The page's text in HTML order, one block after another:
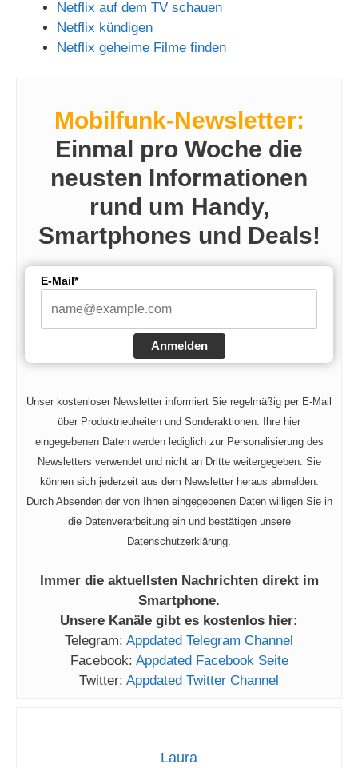
Netflix auf dem TV schauen
Netflix kündigen
Netflix geheime Filme finden
Mobilfunk-Newsletter:
Einmal pro Woche die
neusten Informationen
rund um Handy,
Smartphones und Deals!
E-Mail*
Anmelden
Unser kostenloser Newsletter informiert Sie regelmäßig per E-Mail
über Produktneuheiten und Sonderaktionen. Ihre hier
eingegebenen Daten werden lediglich zur Personalisierung des
Newsletters verwendet und nicht an Dritte weitergegeben. Sie
können sich jederzeit aus dem Newsletter heraus abmelden.
Durch Absenden der von Ihnen eingegebenen Daten willigen Sie in
die Datenverarbeitung ein und bestätigen unsere
Datenschutzerklärung.
Immer die aktuellsten Nachrichten direkt im
Smartphone.
Unsere Kanäle gibt es kostenlos hier:
Telegram: Appdated Telegram Channel
Facebook: Appdated Facebook Seite
Twitter: Appdated Twitter Channel
Laura